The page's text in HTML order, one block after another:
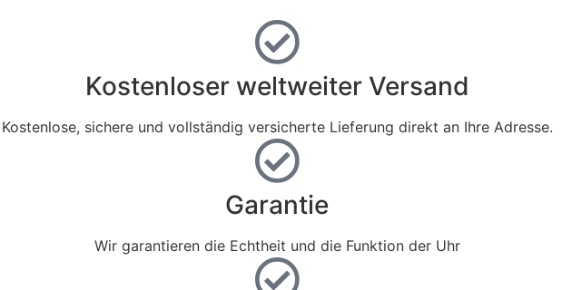
Kostenloser weltweiter Versand
Kostenlose, sichere und vollständig versicherte Lieferung direkt an Ihre Adresse.
Garantie
Wir garantieren die Echtheit und die Funktion der Uhr